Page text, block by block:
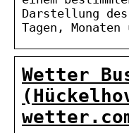
Darstellung
Tagen, Monaten
Wetter